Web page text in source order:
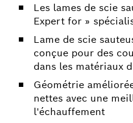
Les lames de scie
Expert for »
Lame de scie
conçue pour des
dans les matériaux
Géométrie
nettes avec une
l'échauffement